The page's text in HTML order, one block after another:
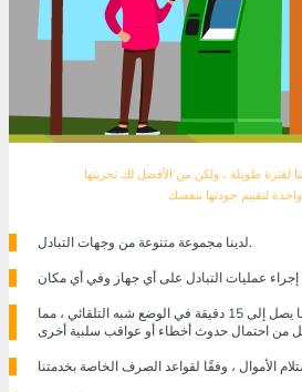
لفترة طويلة ، ولكن من الأفضل لك تجربتها
لدينا مجموعة متنوعة من وجهات التبادل.
تستغرق معالجة التطبيق ما يصل إلى 15 دقيقة في الوضع شبه التلقائي ، مما